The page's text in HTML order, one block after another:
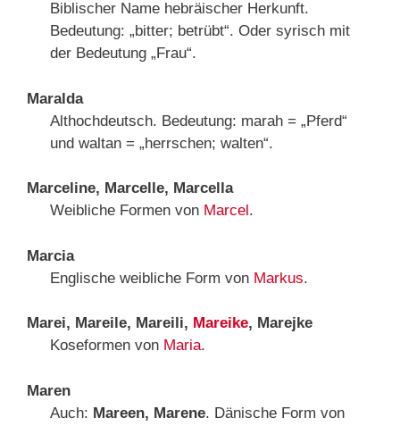
Biblischer Name hebräischer Herkunft.
Bedeutung: „bitter; betrübt“. Oder syrisch mit
der Bedeutung „Frau“.
Maralda
Althochdeutsch. Bedeutung: marah = „Pferd“
und waltan = „herrschen; walten“.
Marceline, Marcelle, Marcella
Weibliche Formen von Marcel .
Marcia
Englische weibliche Form von Markus.
Marei, Mareile, Mareili, Mareike, Marejke
Koseformen von Maria.
Maren
Auch: Mareen, Marene. Dänische Form von